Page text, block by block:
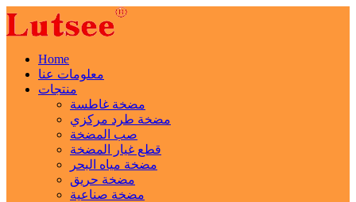
Home
معلومات عنا
منتجات
مضخة غاطسة
مضخة طرد مركزي
صب المضخة
قطع غيار المضخة
مضخة مياه البحر
مضخة حريق
مضخة صناعية